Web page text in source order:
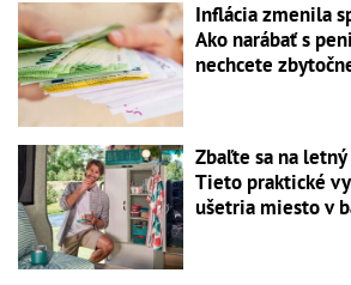
Inflácia zmenila
Ako narábať s
nechcete
Zbaľte sa na
Tieto praktické
ušetria miesto v